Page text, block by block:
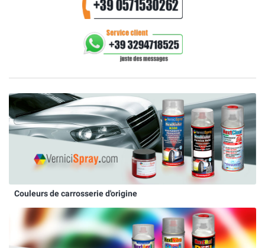
Couleurs de carrosserie d'origine